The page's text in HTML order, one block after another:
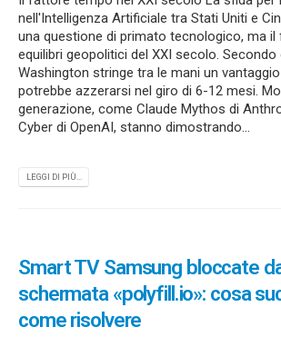
nell'Intelligenza Artificiale tra Stati Uniti e
una questione di primato tecnologico, ma il
equilibri geopolitici del XXI secolo. Secondo
Washington stringe tra le mani un
potrebbe azzerarsi nel giro di 6-12 mesi.
generazione, come Claude Mythos di
Cyber di OpenAI, stanno dimostrando...
LEGGI DI PIÙ...
Smart TV Samsung bloccate
schermata «polyfill.io»: cosa
come risolvere